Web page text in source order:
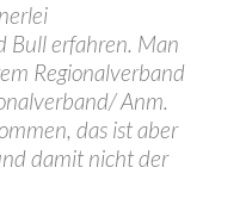
Bull erfahren. Man
Regionalverband
Anm.
das ist aber
damit nicht der